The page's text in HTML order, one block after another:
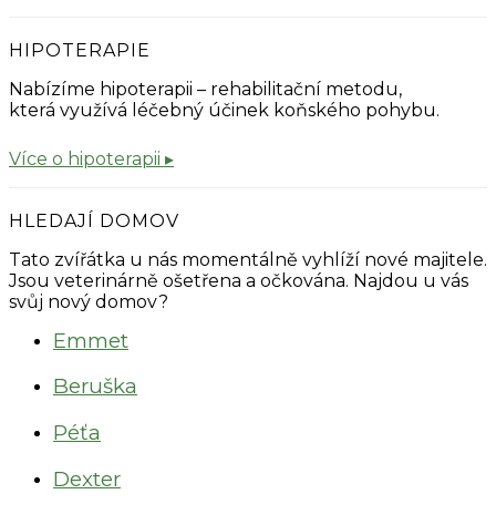
HIPOTERAPIE
Nabízíme hipoterapii – rehabilitační metodu,
která využívá léčebný účinek koňského pohybu.
Více o hipoterapii ▸
HLEDAJÍ DOMOV
Tato zvířátka u nás momentálně vyhlíží nové majitele.
Jsou veterinárně ošetřena a očkována. Najdou u vás
svůj nový domov?
Emmet
Beruška
Péťa
Dexter